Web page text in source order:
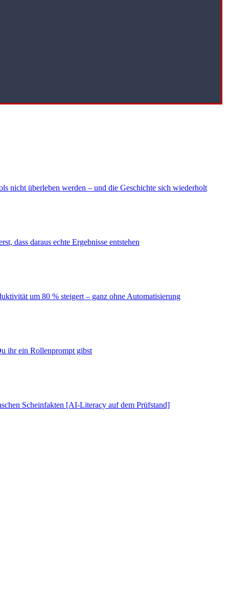
nicht überleben werden – und die Geschichte sich wiederholt
dass daraus echte Ergebnisse entstehen
um 80 % steigert – ganz ohne Automatisierung
ihr ein Rollenprompt gibst
Scheinfakten [AI-Literacy auf dem Prüfstand]